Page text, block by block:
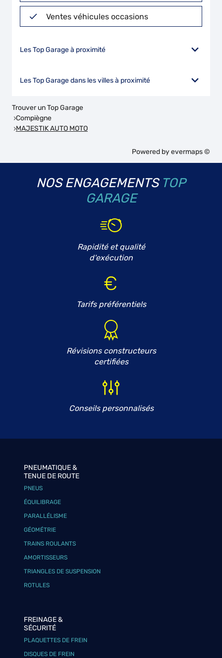
Ventes véhicules occasions
Les Top Garage à proximité
Les Top Garage dans les villes à proximité
Trouver un Top Garage
Compiègne
MAJESTIK AUTO MOTO
Powered byevermaps ©
NOS ENGAGEMENTS TOP
GARAGE
Rapidité et qualité
d'exécution
Tarifs préférentiels
Révisions constructeurs
certifiées
Conseils personnalisés
PNEUMATIQUE &
TENUE DE ROUTE
PNEUS
ÉQUILIBRAGE
PARALLÉLISME
GÉOMÉTRIE
TRAINS ROULANTS
AMORTISSEURS
TRIANGLES DE SUSPENSION
ROTULES
FREINAGE &
SÉCURITÉ
PLAQUETTES DE FREIN
DISQUES DE FREIN